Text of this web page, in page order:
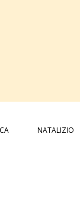
NATALIZIO